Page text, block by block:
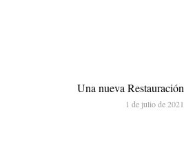
Una nueva Restauración
1 de julio de 2021